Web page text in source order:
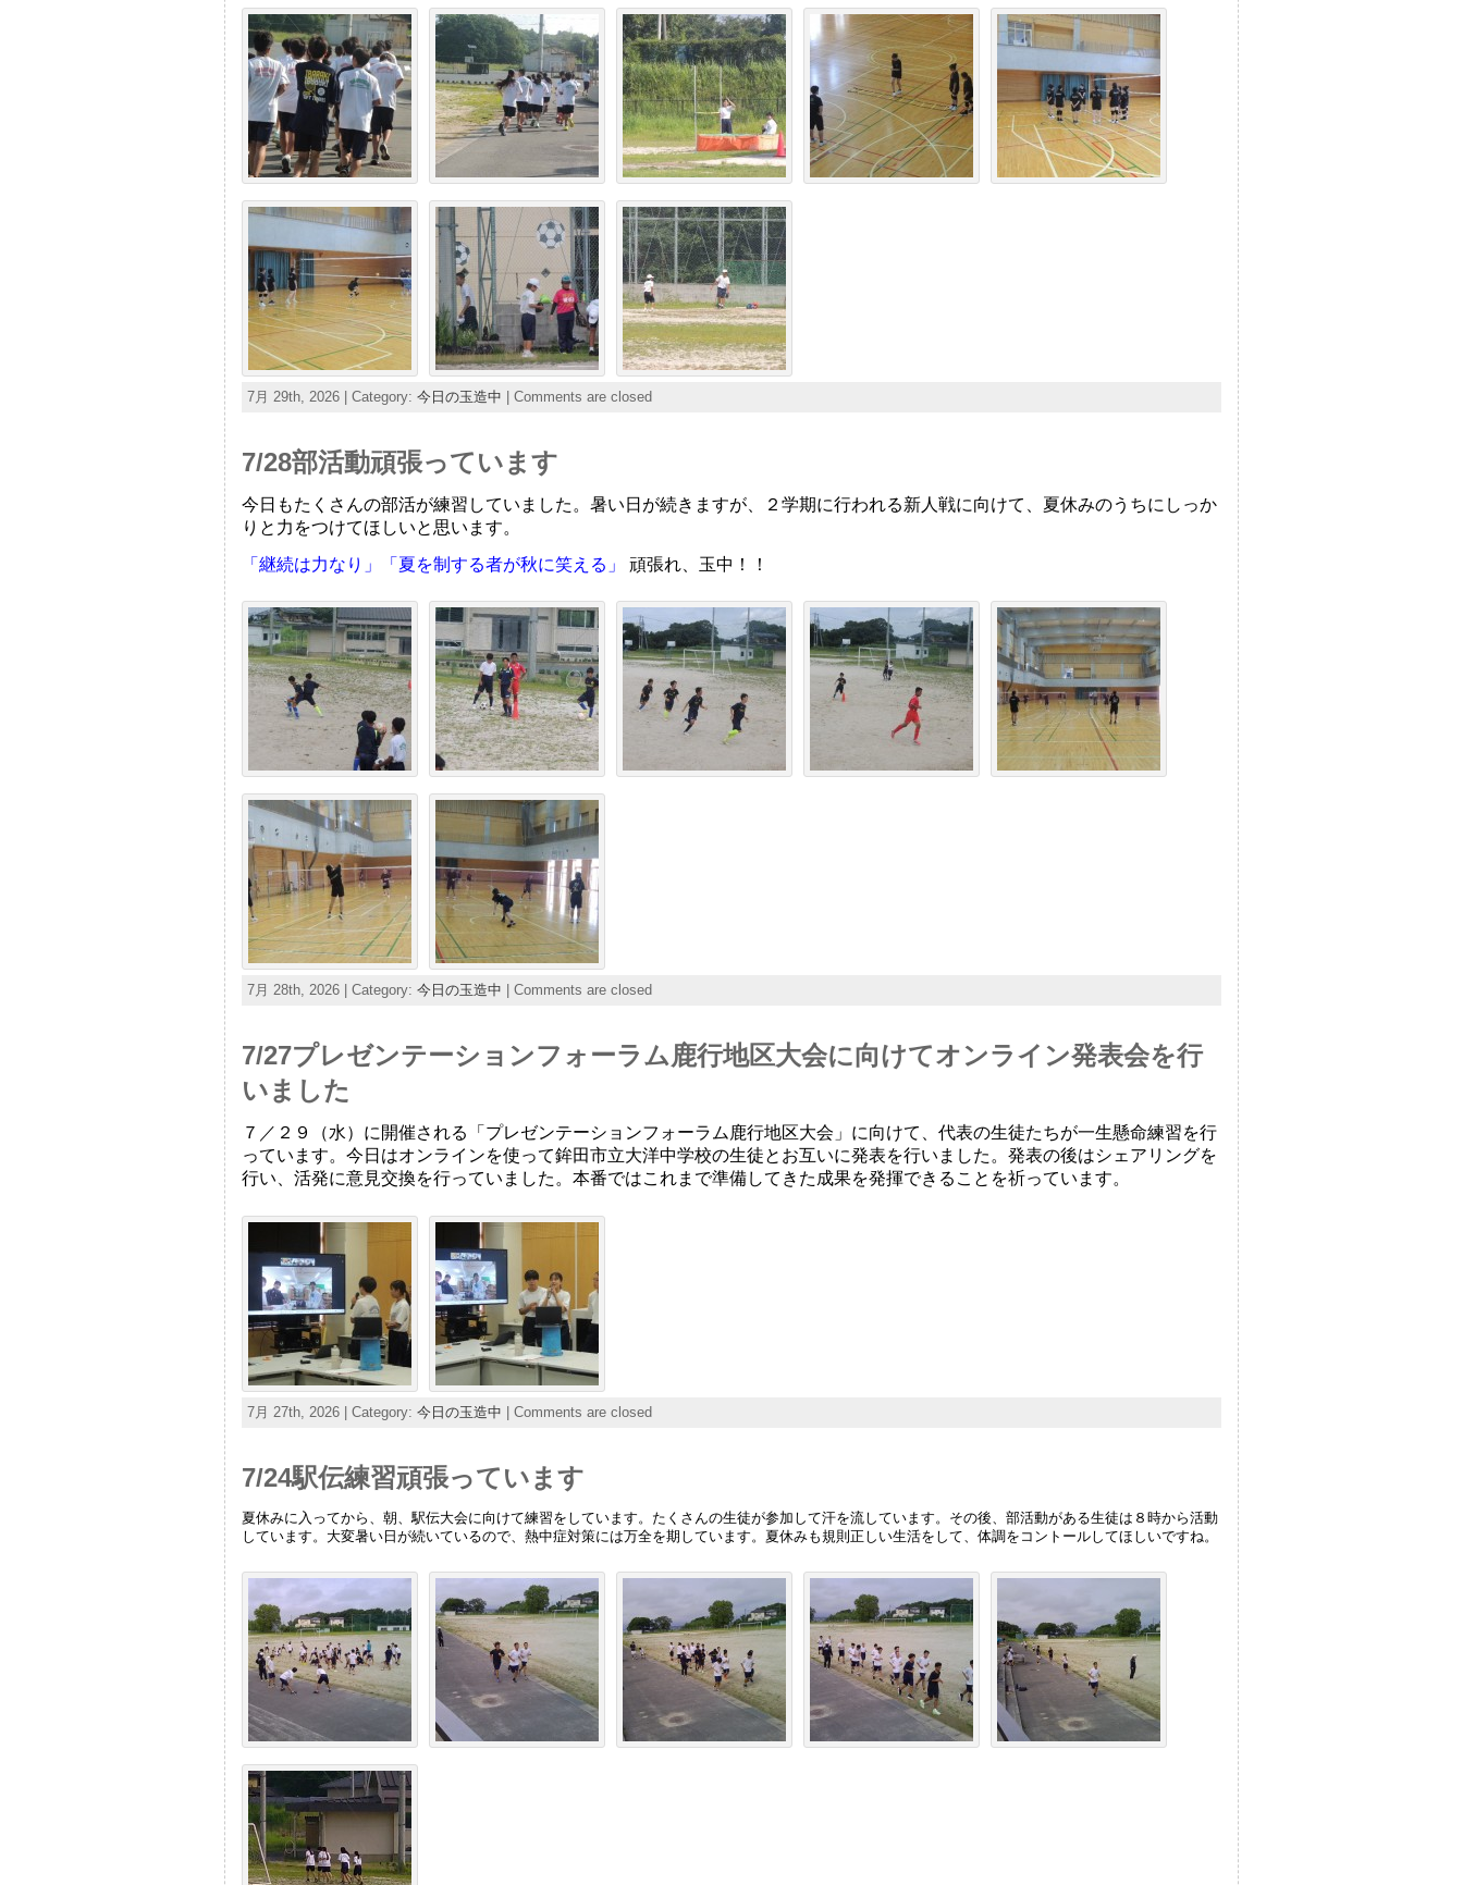
7月 29th, 2026 | Category: 今日の玉造中 Comments are closed
7/28部活動頑張っています
今日もたくさんの部活が練習していました。暑い日が続きますが、２学期に行われる新人戦に向けて、夏休みのうちにしっか
りと力をつけてほしいと思います。
「継続は力なり」「夏を制する者が秋に笑える」 頑張れ、玉中！！
7月 28th, 2026 | Category: 今日の玉造中 Comments are closed
7/27プレゼンテーションフォーラム鹿行地区大会に向けてオンライン発表会を行
いました
７／２９（水）に開催される「プレゼンテーションフォーラム鹿行地区大会」に向けて、代表の生徒たちが一生懸命練習を行
っています。今日はオンラインを使って鉾田市立大洋中学校の生徒とお互いに発表を行いました。発表の後はシェアリングを
行い、活発に意見交換を行っていました。本番ではこれまで準備してきた成果を発揮できることを祈っています。
7月 27th, 2026 | Category: 今日の玉造中 Comments are closed
7/24駅伝練習頑張っています
夏休みに入ってから、朝、駅伝大会に向けて練習をしています。たくさんの生徒が参加して汗を流しています。その後、部活動がある生徒は８時から活動
しています。大変暑い日が続いているので、熱中症対策には万全を期しています。夏休みも規則正しい生活をして、体調をコントールしてほしいですね。